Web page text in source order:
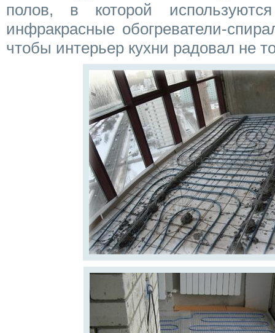
полов, в которой
инфракрасные обогреватели-
чтобы интерьер кухни радовал не